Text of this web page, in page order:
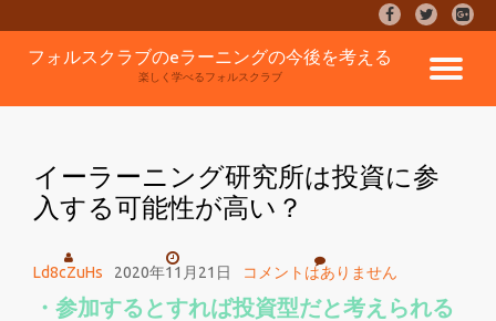
fa-
facebook
fa-
twitter
fa-
plus-
square
ナ
シ
フォルスクラブのeラーニングの今後を考える
楽しく学べるフォルスクラブ
イーラーニング研究所は投資に参
入する可能性が高い？
Ld8cZuHs 2020年11月21日 コメントはありません
・参加するとすれば投資型だと考えられる